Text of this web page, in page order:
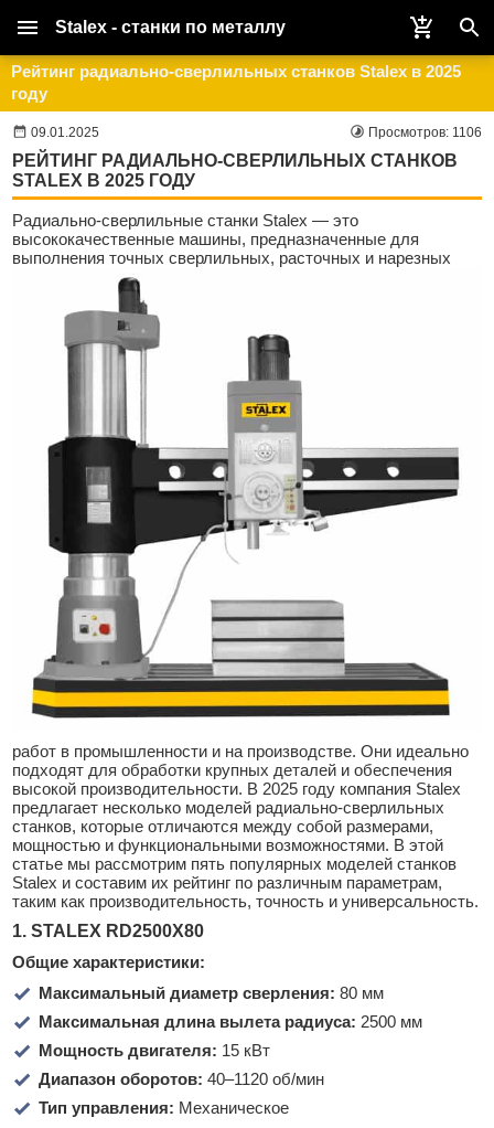
Stalex - станки по металлу
Рейтинг радиально-сверлильных станков Stalex в 2025
году
09.01.2025 Просмотров: 1106
РЕЙТИНГ РАДИАЛЬНО-СВЕРЛИЛЬНЫХ СТАНКОВ
STALEX В 2025 ГОДУ
Радиально-сверлильные станки Stalex — это
высококачественные машины, предназначенные для
выполнения точных сверлильных, расточных и нарезных
работ в промышленности и на производстве. Они идеально
подходят для обработки крупных деталей и обеспечения
высокой производительности. В 2025 году компания Stalex
предлагает несколько моделей радиально-сверлильных
станков, которые отличаются между собой размерами,
мощностью и функциональными возможностями. В этой
статье мы рассмотрим пять популярных моделей станков
Stalex и составим их рейтинг по различным параметрам,
таким как производительность, точность и универсальность.
1. STALEX RD2500X80
Общие характеристики:
Максимальный диаметр сверления: 80 мм
Максимальная длина вылета радиуса: 2500 мм
Мощность двигателя: 15 кВт
Диапазон оборотов: 40–1120 об/мин
Тип управления: Механическое